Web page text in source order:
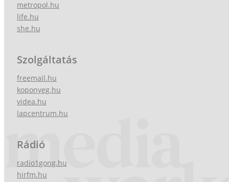
metropol.hu
life.hu
she.hu
Szolgáltatás
freemail.hu
koponyeg.hu
videa.hu
lapcentrum.hu
Rádió
radio1gong.hu
hirfm.hu